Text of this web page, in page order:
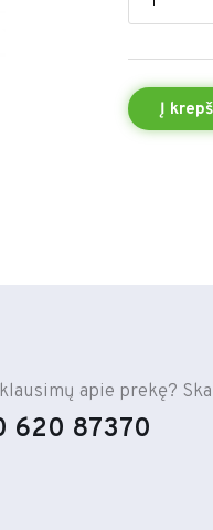
Į
apie prekę?
620 87370